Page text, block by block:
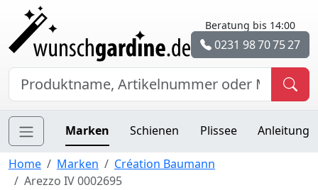
Beratung bis 14:00
0231 98 70 75 27
Marken Schienen Plissee Anleitung
Home Marken
Création Baumann
Arezzo IV 0002695